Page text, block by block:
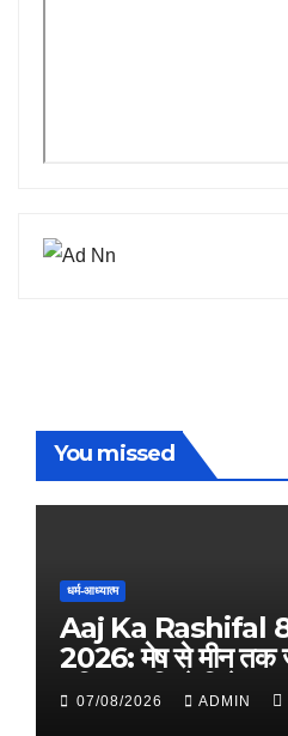
You missed
धर्म-आध्यात्म
Aaj Ka Rashifal
2026: मेष से मीन तक
राशिफल, किसे मिलेगा
रहना होगा सतर्क
07/08/2026 ADMIN